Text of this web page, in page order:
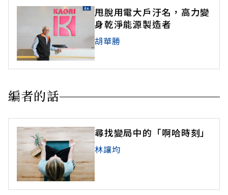
甩脫用電大戶汙名，高力變
身乾淨能源製造者
胡華勝
編者的話
尋找變局中的「啊哈時刻」
林讓均